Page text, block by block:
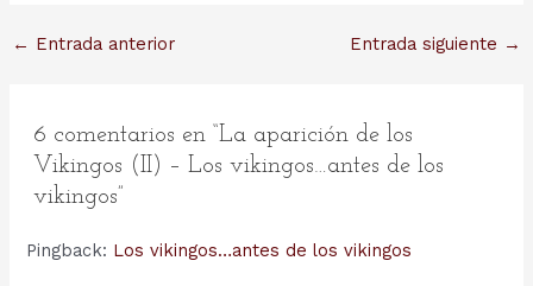
Navegación
← Entrada anterior Entrada siguiente →
6 comentarios en “La aparición de los
Vikingos (II) – Los vikingos…antes de los
vikingos”
Pingback: Los vikingos…antes de los vikingos